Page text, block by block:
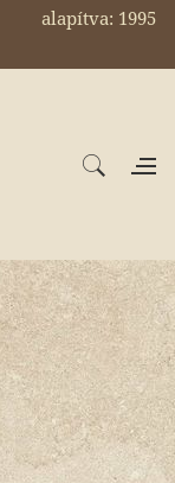
alapítva: 1995